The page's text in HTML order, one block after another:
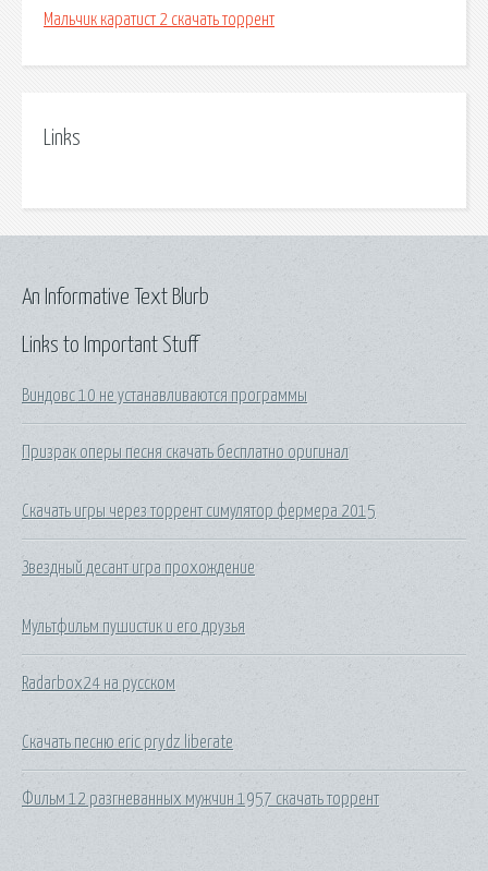
Мальчик каратист 2 скачать торрент
Links
Links to Important Stuff
Виндовс 10 не устанавливаются программы
Призрак оперы песня скачать бесплатно оригинал
Скачать игры через торрент симулятор фермера 2015
Звездный десант игра прохождение
Мультфильм пушистик и его друзья
Radarbox24 на русском
Скачать песню eric prydz liberate
Фильм 12 разгневанных мужчин 1957 скачать торрент
An Informative Text Blurb